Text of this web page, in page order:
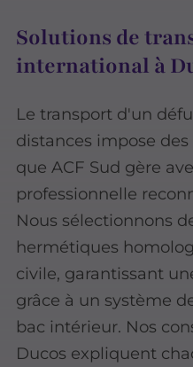
Solutions de
international à
Le transport d'un
distances impose
que ACF Sud gère
professionnelle
Nous sélectionnons
hermétiques
civile, garantissant
grâce à un système
bac intérieur. Nos
Ducos expliquent